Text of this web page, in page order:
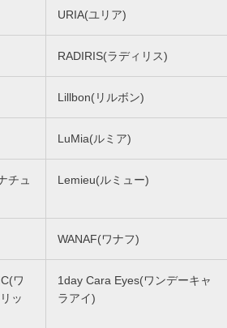
URIA(ユリア)
RADIRIS(ラディリス)
Lillbon(リルボン)
LuMia(ルミア)
チュ
Lemieu(ルミュー)
WANAF(ワナフ)
ワ
ッ
1day Cara Eyes(ワンデーキャ
ラアイ)